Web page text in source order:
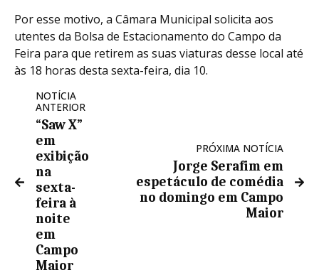
Por esse motivo, a Câmara Municipal solicita aos
utentes da Bolsa de Estacionamento do Campo da
Feira para que retirem as suas viaturas desse local até
às 18 horas desta sexta-feira, dia 10.
NOTÍCIA
ANTERIOR
“Saw X”
em
exibição
na
sexta-
feira à
noite
em
Campo
Maior
PRÓXIMA NOTÍCIA
Jorge Serafim em
espetáculo de comédia
no domingo em Campo
Maior